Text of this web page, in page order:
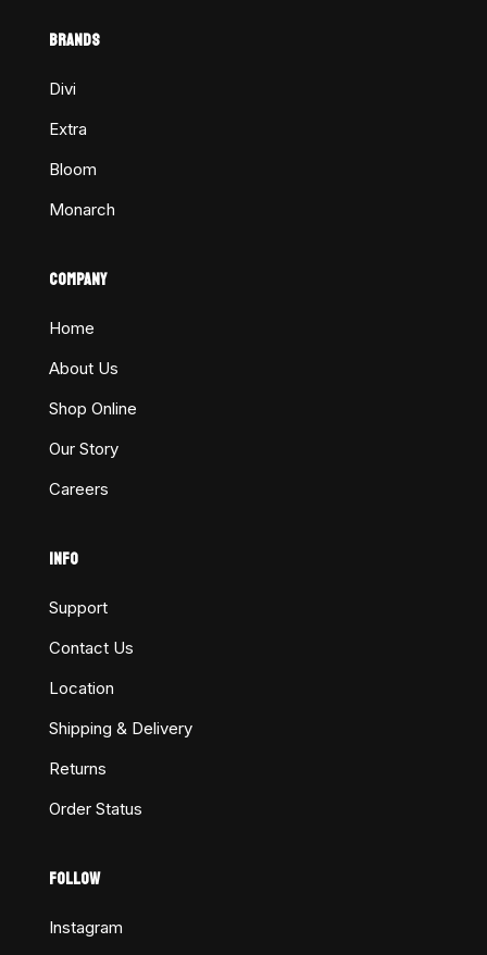
BRANDS
Divi
Extra
Bloom
Monarch
COMPANY
Home
About Us
Shop Online
Our Story
Careers
INFO
Support
Contact Us
Location
Shipping & Delivery
Returns
Order Status
FOLLOW
Instagram